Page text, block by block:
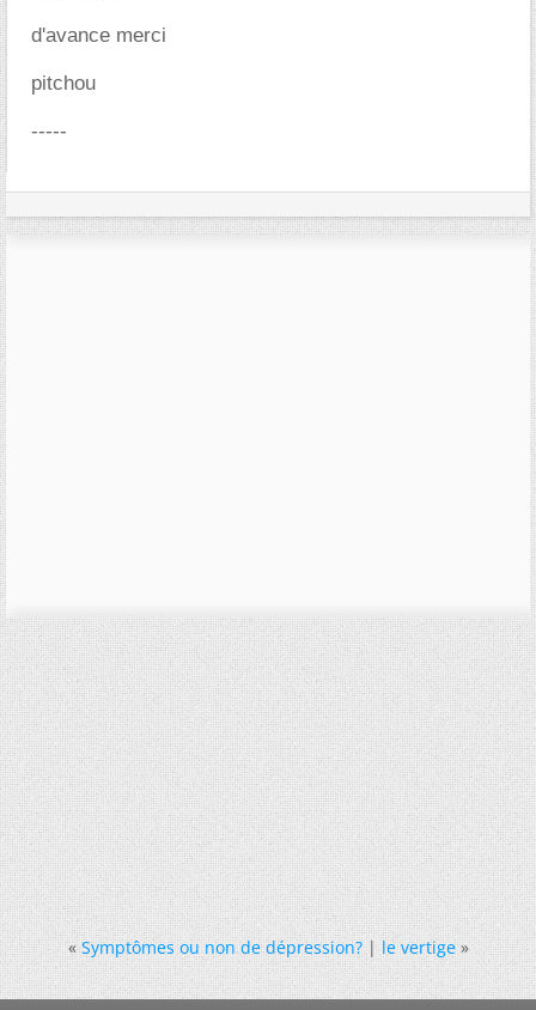
d'avance merci
pitchou
-----
« Symptômes ou non de dépression?|le vertige »